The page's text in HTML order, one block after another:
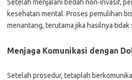
Setelah menjalani bedah non-invasif,
kesehatan mental. Proses pemulihan
menantang, terutama jika hasilnya tidak
Menjaga Komunikasi dengan
Setelah prosedur, tetaplah